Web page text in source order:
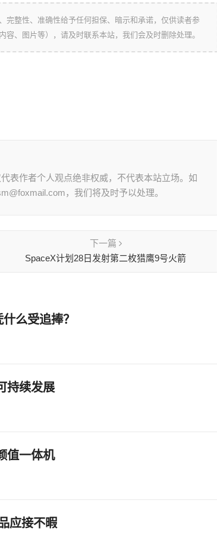
完整性、准确性给予任何担保、暗示和承诺，仅供读者参
、图片等），请及时联系本站，我们会及时删除处理。
表作者个人观点绝非权威，不代表本站立场。如
，我们将及时予以处理。
下一篇
SpaceX计划28日发射第二枚猎鹰9号火箭
么受追捧？
持续发展
值一体机
应接不暇